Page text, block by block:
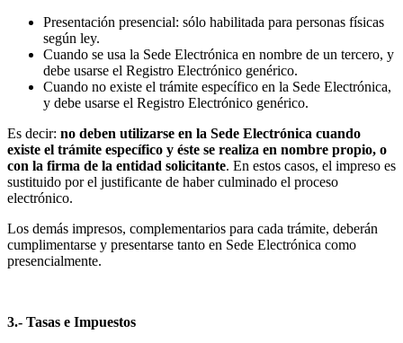
Presentación presencial: sólo habilitada para personas físicas
según ley.
Cuando se usa la Sede Electrónica en nombre de un tercero, y
debe usarse el Registro Electrónico genérico.
Cuando no existe el trámite específico en la Sede Electrónica,
y debe usarse el Registro Electrónico genérico.
Es decir: no deben utilizarse en la Sede Electrónica cuando
existe el trámite específico y éste se realiza en nombre propio, o
con la firma de la entidad solicitante. En estos casos, el impreso es
sustituido por el justificante de haber culminado el proceso
electrónico.
Los demás impresos, complementarios para cada trámite, deberán
cumplimentarse y presentarse tanto en Sede Electrónica como
presencialmente.
3.- Tasas e Impuestos